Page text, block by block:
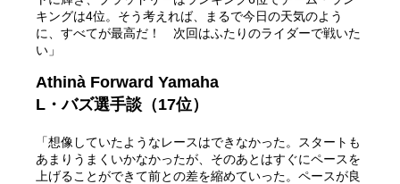
キングは4位。そう考えれば、まるで今日の天気のよう
に、すべてが最高だ！ 次回はふたりのライダーで戦いた
い」
Athinà Forward Yamaha
L・バズ選手談（17位）
「想像していたようなレースはできなかった。スタートも
あまりうまくいかなかったが、そのあとはすぐにペースを
上げることができて前との差を縮めていった。ペースが良